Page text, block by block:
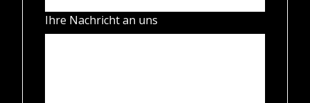
Ihre Nachricht an uns